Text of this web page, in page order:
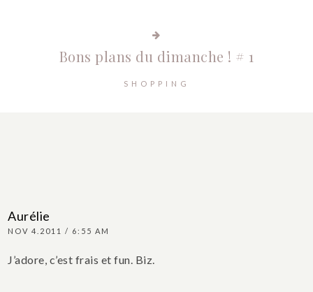
Bons plans du dimanche ! # 1
SHOPPING
Aurélie
NOV 4.2011 / 6:55 AM
J’adore, c’est frais et fun. Biz.